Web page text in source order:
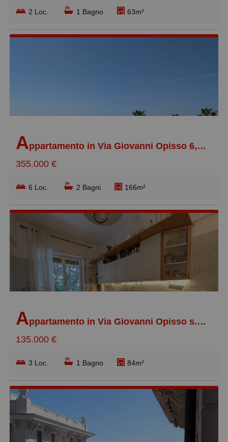
2 Loc. 1 Bagno 63m²
Appartamento in Via Giovanni Opisso 6, Pegli Centro
355.000 €
6 Loc. 2 Bagni 166m²
Appartamento in Via Giovanni Opisso s.n.c., Pegli Centro
135.000 €
3 Loc. 1 Bagno 84m²